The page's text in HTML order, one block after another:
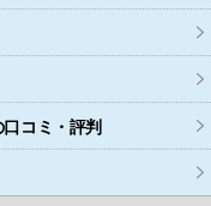
口コミ・評判